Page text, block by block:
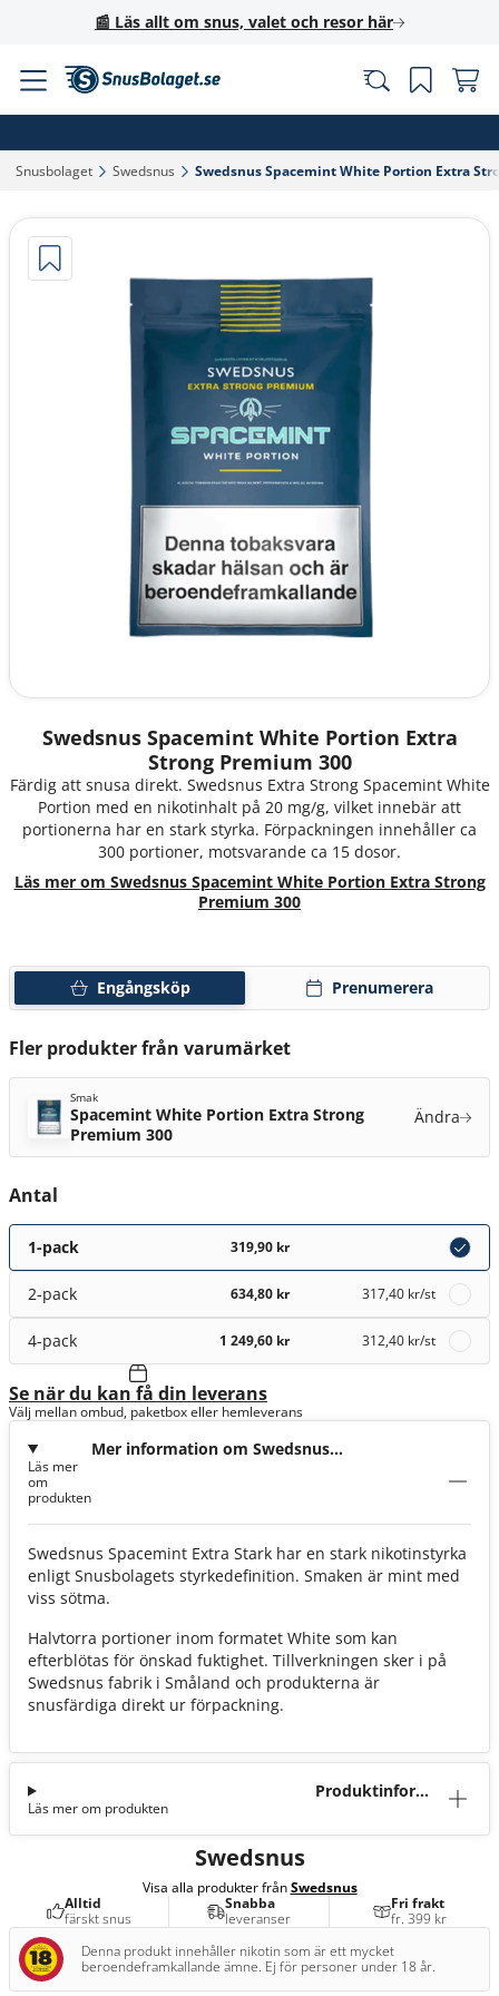
📰 Läs allt om snus, valet och resor här
Snusbolaget‎ Swedsnus‎ Swedsnus Spacemint White Portion Extra
Swedsnus Spacemint White Portion Extra
Strong Premium 300
Färdig att snusa direkt. Swedsnus Extra Strong Spacemint White
Portion med en nikotinhalt på 20 mg/g, vilket innebär att
portionerna har en stark styrka. Förpackningen innehåller ca
300 portioner, motsvarande ca 15 dosor.
Läs mer om Swedsnus Spacemint White Portion Extra Strong
Premium 300
Engångsköp Prenumerera
Fler produkter från varumärket
Smak
Spacemint White Portion Extra Strong
Premium 300
Ändra
Antal
1-pack 319,90 kr
2-pack 634,80 kr 317,40 kr/st
4-pack 1 249,60 kr 312,40 kr/st
Se när du kan få din leverans
Välj mellan ombud, paketbox eller hemleverans
Mer information om Swedsnus
Läs mer
om
produkten
Swedsnus Spacemint Extra Stark har en stark nikotinstyrka
enligt Snusbolagets styrkedefinition. Smaken är mint med
viss sötma.
Halvtorra portioner inom formatet White som kan
efterblötas för önskad fuktighet. Tillverkningen sker i på
Swedsnus fabrik i Småland och produkterna är
snusfärdiga direkt ur förpackning.
Produktinforma
Läs mer om produkten
Swedsnus
Visa alla produkter frånSwedsnus
Alltid
färskt snus
Snabba
leveranser
Fri frakt
fr. 399 kr
Denna produkt innehåller nikotin som är ett mycket
beroendeframkallande ämne. Ej för personer under 18 år.